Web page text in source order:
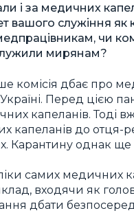
і за медичних
вашого служіння як
чи
мирянам?
комісія дбає про
Україні. Перед цією
капеланів. Тоді
капеланів до отця-
Карантину однак ще
самих медичних
входячи як
дбати